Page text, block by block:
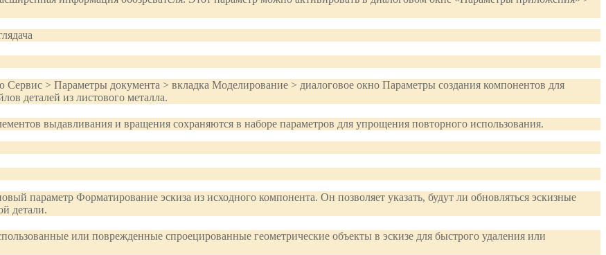
> Параметры документа > вкладка Моделирование > диалоговое окно Параметры создания компонентов для
деталей из листового металла.
выдавливания и вращения сохраняются в наборе параметров для упрощения повторного использования.
параметр Форматирование эскиза из исходного компонента. Он позволяет указать, будут ли обновляться эскизные
детали.
или поврежденные спроецированные геометрические объекты в эскизе для быстрого удаления или